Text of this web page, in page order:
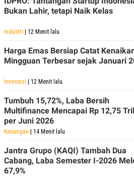
Bukan Lahir, tetapi Naik Kelas
Industri | 12 Menit lalu
Harga Emas Bersiap Catat
Mingguan Terbesar sejak Januari
Investasi | 12 Menit lalu
Tumbuh 15,72%, Laba Bersih
Multifinance Mencapai Rp 12,75
per Juni 2026
Keuangan | 14 Menit lalu
Jantra Grupo (KAQI) Tambah Dua
Cabang, Laba Semester I-2026
67,9%